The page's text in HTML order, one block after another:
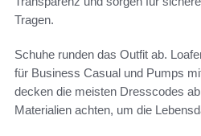
Tragen.
Schuhe runden das Outfit ab.
für Business Casual und Pumps
decken die meisten Dresscodes
Materialien achten, um die